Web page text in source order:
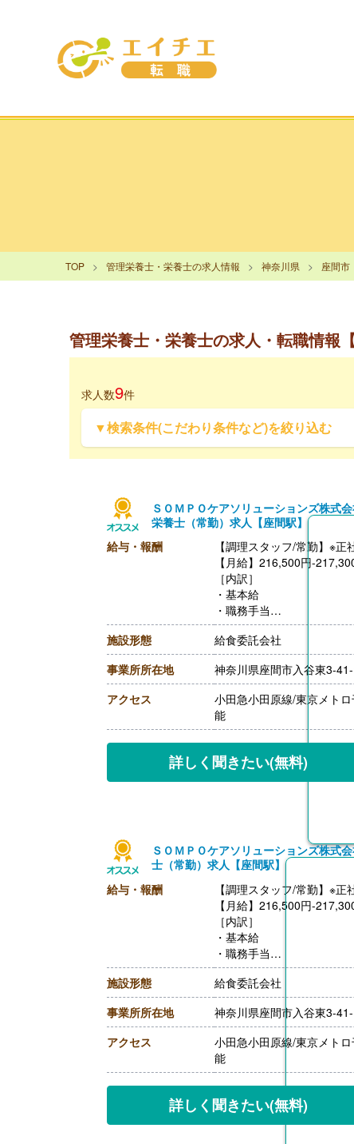
TOP 管理栄養士・栄養士の求人情報 神奈川県 座間市
管理栄養士・栄養士の求人・転職情報
求人数9件
▼検索条件(こだわり条件など)を絞り込む
ＳＯＭＰＯケアソリューションズ株式
栄養士（常勤）求人【座間駅】
給与・報酬
【調理スタッフ/常勤】※正
【月給】216,500円-
［内訳］
・基本給
・職務手当
・働きがい向上手当
［その他手当］
・時間外手当（超過1分か
・精皆勤手当 6,000円（規
【賞与】年2回（計2.08ヶ
【通勤手当】あり（上限
【昇給】あり
【調理主任/常勤】※正社員
【月給】217,300円-260,100
［内訳］
・働きがい向上手当
［その他手当］
・時間外手当（超過1分から
・精皆勤手当 6,000円（規
【賞与】年2回（計2.08ヶ
【通勤手当】あり（上限
【昇給】あり
【退職金】あり※勤続3年以上
施設形態
給食委託会社
事業所所在地
神奈川県座間市入谷東3-
アクセス
小田急小田原線/東京メト
能
詳しく聞きたい(無料)
ＳＯＭＰＯケアソリューションズ株式
士（常勤）求人【座間駅】
給与・報酬
【調理スタッフ/常勤】※正
【月給】216,500円-
［内訳］
・基本給
・職務手当
・働きがい向上手当
［その他手当］
・時間外手当（超過1分か
・精皆勤手当 6,000円（規
【賞与】年2回（計2.08ヶ
【通勤手当】あり（上限
【昇給】あり
【調理主任/常勤】※正社員
【月給】217,300円-260,100
［内訳］
施設形態
給食委託会社
事業所所在地
神奈川県座間市入谷東3-
アクセス
小田急小田原線/東京メト
能
詳しく聞きたい(無料)